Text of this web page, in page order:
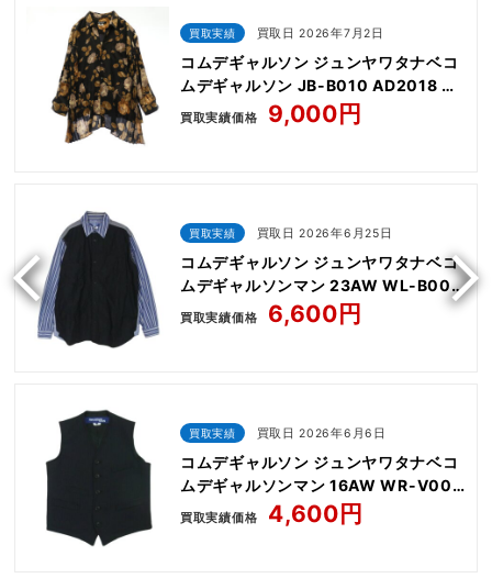
買取実績 買取日 2026年7月2日
コムデギャルソン ジュンヤワタナベコ
ムデギャルソン JB-B010 AD2018 花
柄 サイドプリーツ エステル フラワー
プリント シャツ ブラウス
買取実績価格 9,000円
買取実績 買取日 2026年6月25日
コムデギャルソン ジュンヤワタナベコ
ムデギャルソンマン 23AW WL-B004
ストライプ 切替 エルボーパッチ 長袖
買取実績価格 6,600円
買取実績 買取日 2026年6月6日
コムデギャルソン ジュンヤワタナベコ
ムデギャルソンマン 16AW WR-V001
裏使い エステル ウール ストライプ ベ
買取実績価格 4,600円